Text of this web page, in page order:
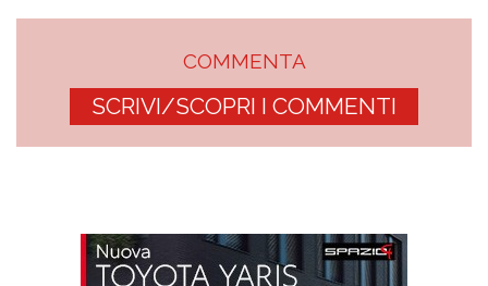
COMMENTA
SCRIVI/SCOPRI I COMMENTI